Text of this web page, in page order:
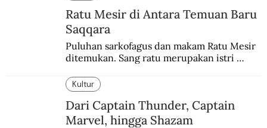
Ratu Mesir di Antara Temuan Baru
Saqqara
Puluhan sarkofagus dan makam Ratu Mesir
ditemukan. Sang ratu merupakan istri
sebelumnya keberadaannya tak pernah
diketahui.
Kultur
Dari Captain Thunder, Captain
Marvel, hingga Shazam